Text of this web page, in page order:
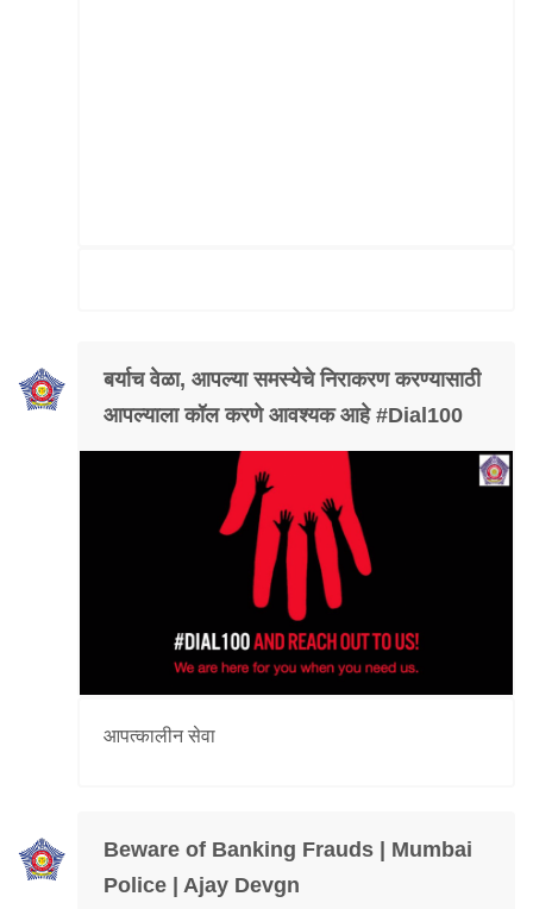
बर्याच वेळा, आपल्या समस्येचे निराकरण करण्यासाठी
आपल्याला कॉल करणे आवश्यक आहे #Dial100
आपत्कालीन सेवा
Beware of Banking Frauds | Mumbai
Police | Ajay Devgn